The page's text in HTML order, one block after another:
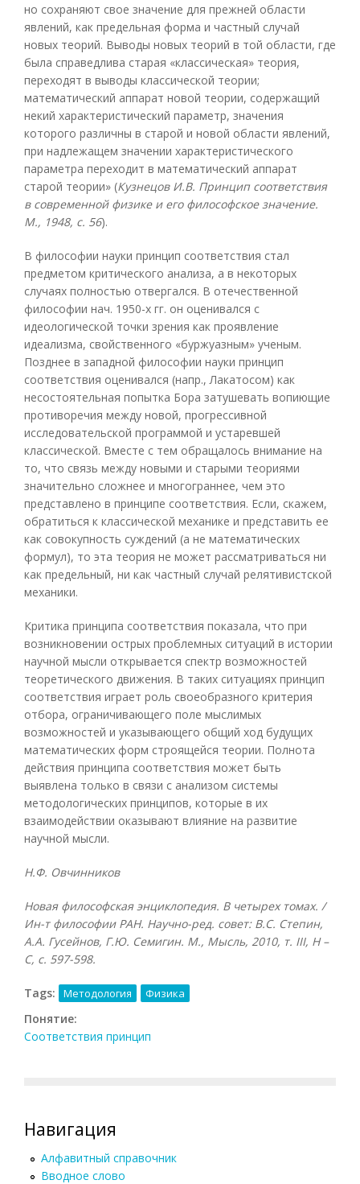
но сохраняют свое значение для прежней области
явлений, как предельная форма и частный случай
новых теорий. Выводы новых теорий в той области, где
была справедлива старая «классическая» теория,
переходят в выводы классической теории;
математический аппарат новой теории, содержащий
некий характеристический параметр, значения
которого различны в старой и новой области явлений,
при надлежащем значении характеристического
параметра переходит в математический аппарат
старой теории» (Кузнецов И.В. Принцип соответствия
в современной физике и его философское значение.
М., 1948, с. 56).
В философии науки принцип соответствия стал
предметом критического анализа, а в некоторых
случаях полностью отвергался. В отечественной
философии нач. 1950-х гг. он оценивался с
идеологической точки зрения как проявление
идеализма, свойственного «буржуазным» ученым.
Позднее в западной философии науки принцип
соответствия оценивался (напр., Лакатосом) как
несостоятельная попытка Бора затушевать вопиющие
противоречия между новой, прогрессивной
исследовательской программой и устаревшей
классической. Вместе с тем обращалось внимание на
то, что связь между новыми и старыми теориями
значительно сложнее и многограннее, чем это
представлено в принципе соответствия. Если, скажем,
обратиться к классической механике и представить ее
как совокупность суждений (а не математических
формул), то эта теория не может рассматриваться ни
как предельный, ни как частный случай релятивистской
механики.
Критика принципа соответствия показала, что при
возникновении острых проблемных ситуаций в истории
научной мысли открывается спектр возможностей
теоретического движения. В таких ситуациях принцип
соответствия играет роль своеобразного критерия
отбора, ограничивающего поле мыслимых
возможностей и указывающего общий ход будущих
математических форм строящейся теории. Полнота
действия принципа соответствия может быть
выявлена только в связи с анализом системы
методологических принципов, которые в их
взаимодействии оказывают влияние на развитие
научной мысли.
Η.Ф. Овчинников
Новая философская энциклопедия. В четырех томах. /
Ин-т философии РАН. Научно-ред. совет: В.С. Степин,
А.А. Гусейнов, Г.Ю. Семигин. М., Мысль, 2010, т. III, Н –
С, с. 597-598.
Tags: Методология Физика
Понятие:
Соответствия принцип
Навигация
Алфавитный справочник
Вводное слово